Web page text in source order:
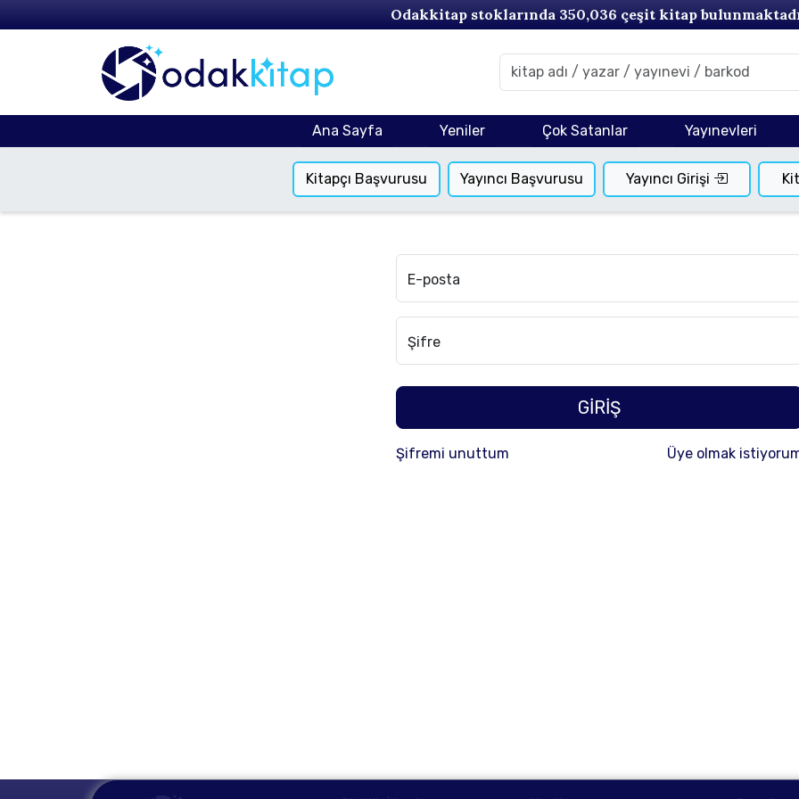
Odakkitap stoklarında 350,036 çeşit kitap
Ana Sayfa Yeniler Çok Satanlar Yayınevleri
Kitapçı Başvurusu Yayıncı Başvurusu Yayıncı Girişi
E-posta
Şifre
GİRİŞ
Şifremi unuttum Üye olmak